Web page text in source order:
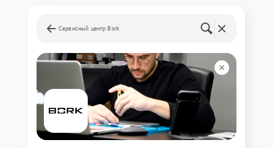
Сервисный центр Bork